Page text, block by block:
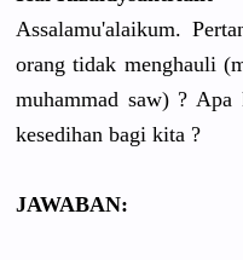
Assalamu'alaikum.
orang tidak menghauli
muhammad saw) ? Apa
kesedihan bagi kita ?
JAWABAN: